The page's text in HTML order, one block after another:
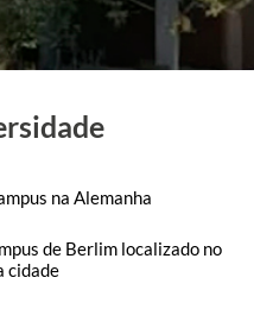
na Alemanha
de Berlim localizado no
cidade